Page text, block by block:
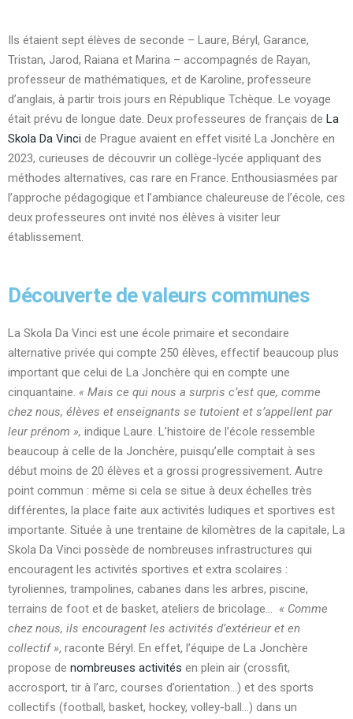
Ils étaient sept élèves de seconde – Laure, Béryl, Garance,
Tristan, Jarod, Raiana et Marina – accompagnés de Rayan,
professeur de mathématiques, et de Karoline, professeure
d’anglais, à partir trois jours en République Tchèque. Le voyage
était prévu de longue date. Deux professeures de français de La
Skola Da Vinci de Prague avaient en effet visité La Jonchère en
2023, curieuses de découvrir un collège-lycée appliquant des
méthodes alternatives, cas rare en France. Enthousiasmées par
l’approche pédagogique et l’ambiance chaleureuse de l’école, ces
deux professeures ont invité nos élèves à visiter leur
établissement.
Découverte de valeurs communes
La Skola Da Vinci est une école primaire et secondaire
alternative privée qui compte 250 élèves, effectif beaucoup plus
important que celui de La Jonchère qui en compte une
cinquantaine. « Mais ce qui nous a surpris c’est que, comme
chez nous, élèves et enseignants se tutoient et s’appellent par
leur prénom », indique Laure. L’histoire de l’école ressemble
beaucoup à celle de la Jonchère, puisqu’elle comptait à ses
début moins de 20 élèves et a grossi progressivement. Autre
point commun : même si cela se situe à deux échelles très
différentes, la place faite aux activités ludiques et sportives est
importante. Située à une trentaine de kilomètres de la capitale, La
Skola Da Vinci possède de nombreuses infrastructures qui
encouragent les activités sportives et extra scolaires :
tyroliennes, trampolines, cabanes dans les arbres, piscine,
terrains de foot et de basket, ateliers de bricolage… « Comme
chez nous, ils encouragent les activités d’extérieur et en
collectif », raconte Béryl. En effet, l’équipe de La Jonchère
propose de nombreuses activités en plein air (crossfit,
accrosport, tir à l’arc, courses d’orientation…) et des sports
collectifs (football, basket, hockey, volley-ball…) dans un